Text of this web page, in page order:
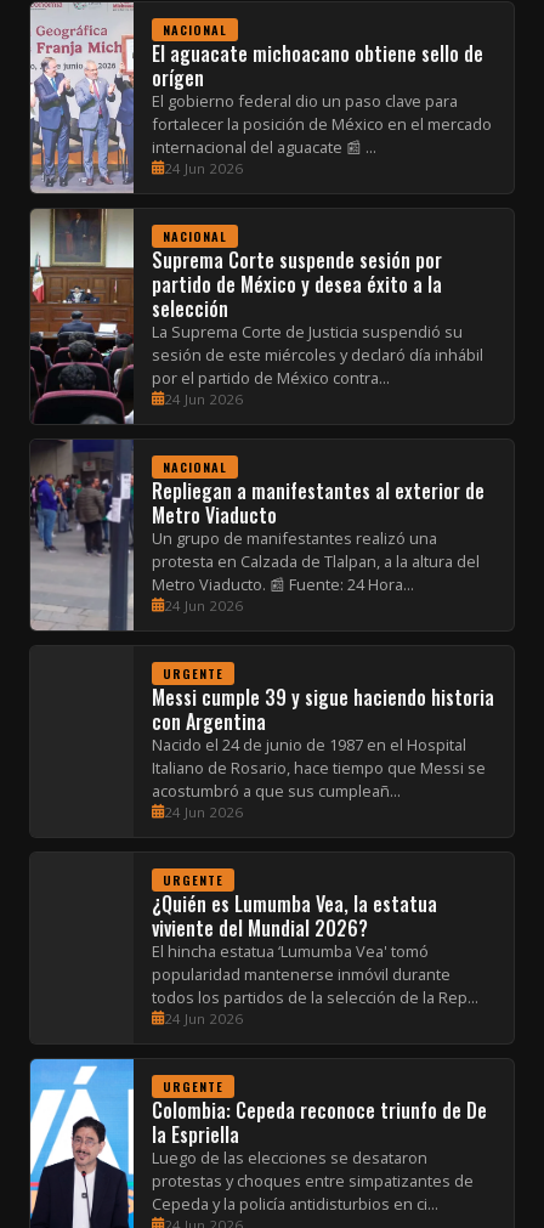
NACIONAL
El aguacate michoacano obtiene sello de
orígen
El gobierno federal dio un paso clave para
fortalecer la posición de México en el mercado
internacional del aguacate 📰 ...
24 Jun 2026
NACIONAL
Suprema Corte suspende sesión por
partido de México y desea éxito a la
selección
La Suprema Corte de Justicia suspendió su
sesión de este miércoles y declaró día inhábil
por el partido de México contra...
24 Jun 2026
NACIONAL
Repliegan a manifestantes al exterior de
Metro Viaducto
Un grupo de manifestantes realizó una
protesta en Calzada de Tlalpan, a la altura del
Metro Viaducto. 📰 Fuente: 24 Hora...
24 Jun 2026
URGENTE
Messi cumple 39 y sigue haciendo historia
con Argentina
Nacido el 24 de junio de 1987 en el Hospital
Italiano de Rosario, hace tiempo que Messi se
acostumbró a que sus cumpleañ...
24 Jun 2026
URGENTE
¿Quién es Lumumba Vea, la estatua
viviente del Mundial 2026?
El hincha estatua ‘Lumumba Vea' tomó
popularidad mantenerse inmóvil durante
todos los partidos de la selección de la Rep...
24 Jun 2026
URGENTE
Colombia: Cepeda reconoce triunfo de De
la Espriella
Luego de las elecciones se desataron
protestas y choques entre simpatizantes de
Cepeda y la policía antidisturbios en ci...